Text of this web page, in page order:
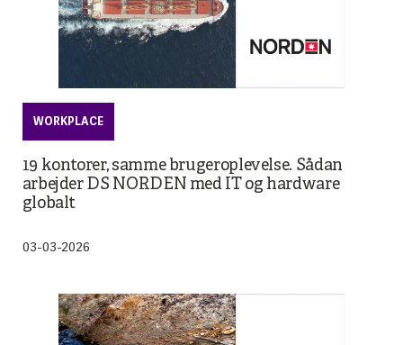
WORKPLACE
19 kontorer, samme brugeroplevelse. Sådan
arbejder DS NORDEN med IT og hardware
globalt
03-03-2026